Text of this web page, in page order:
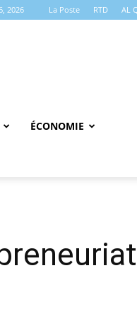
2026 La Poste RTD AL
ÉCONOMIE